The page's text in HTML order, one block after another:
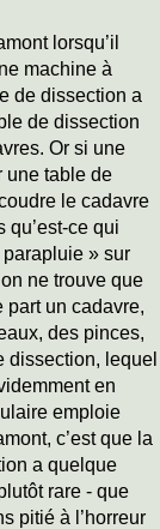
lorsqu’il
machine à
de dissection a
de dissection
Or si une
une table de
le cadavre
qu’est-ce qui
» sur
ne trouve que
part un cadavre,
des pinces,
dissection, lequel
en
emploie
c’est que la
a quelque
rare - que
pitié à l’horreur